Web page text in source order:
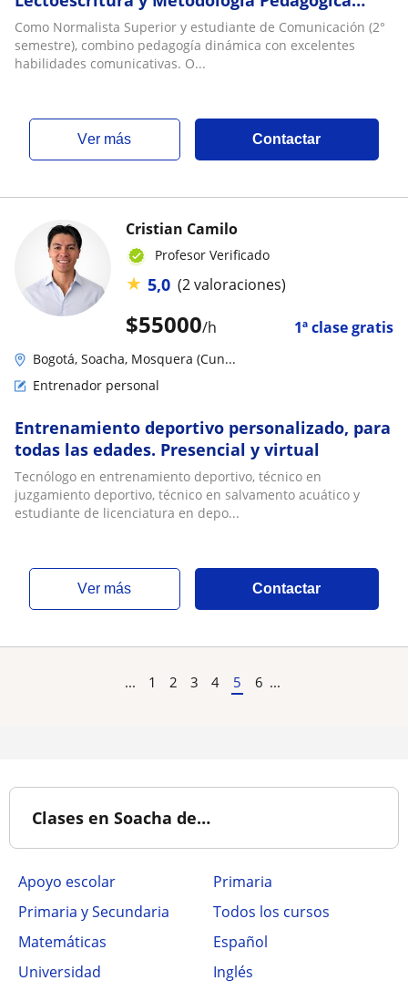
Profesional
Como Normalista Superior y estudiante de Comunicación (2°
semestre), combino pedagogía dinámica con excelentes
habilidades comunicativas. O...
ver más Contactar
$55000/h 1ª clase gratis
Cristian Camilo
Profesor Verificado
★ 5,0 (2 valoraciones)
Bogotá, Soacha, Mosquera (Cun...
Entrenador personal
Entrenamiento deportivo personalizado, para
todas las edades. Presencial y virtual
Tecnólogo en entrenamiento deportivo, técnico en
juzgamiento deportivo, técnico en salvamento acuático y
estudiante de licenciatura en depo...
ver más Contactar
... 1 2 3 4 5 6 ...
Clases en Soacha de…
Apoyo escolar
Primaria
Primaria y Secundaria
Todos los cursos
Matemáticas
Español
Universidad
Inglés